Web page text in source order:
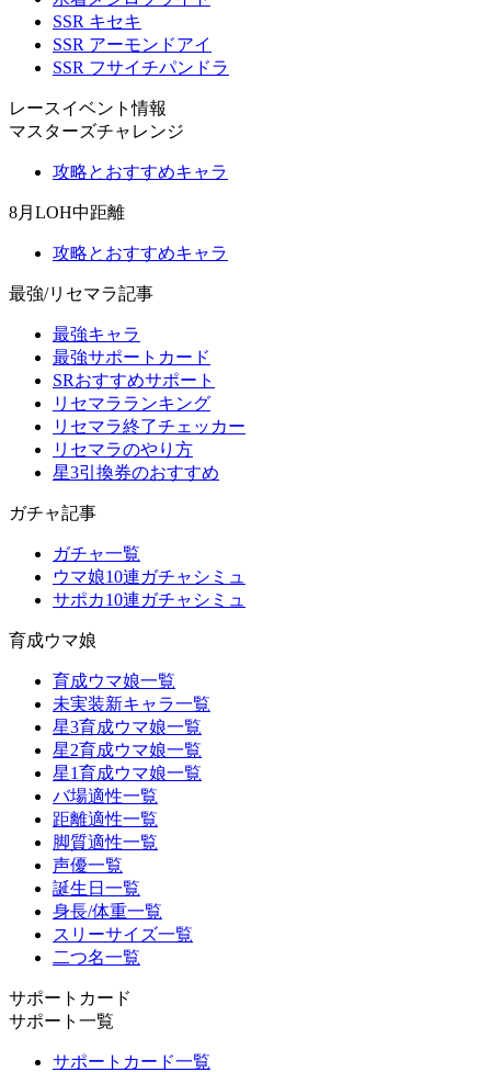
SSR キセキ
SSR アーモンドアイ
SSR フサイチパンドラ
レースイベント情報
マスターズチャレンジ
攻略とおすすめキャラ
8月LOH中距離
攻略とおすすめキャラ
最強/リセマラ記事
最強キャラ
最強サポートカード
SRおすすめサポート
リセマラランキング
リセマラ終了チェッカー
リセマラのやり方
星3引換券のおすすめ
ガチャ記事
ガチャ一覧
ウマ娘10連ガチャシミュ
サポカ10連ガチャシミュ
育成ウマ娘
育成ウマ娘一覧
未実装新キャラ一覧
星3育成ウマ娘一覧
星2育成ウマ娘一覧
星1育成ウマ娘一覧
バ場適性一覧
距離適性一覧
脚質適性一覧
声優一覧
誕生日一覧
身長/体重一覧
スリーサイズ一覧
二つ名一覧
サポートカード
サポート一覧
サポートカード一覧